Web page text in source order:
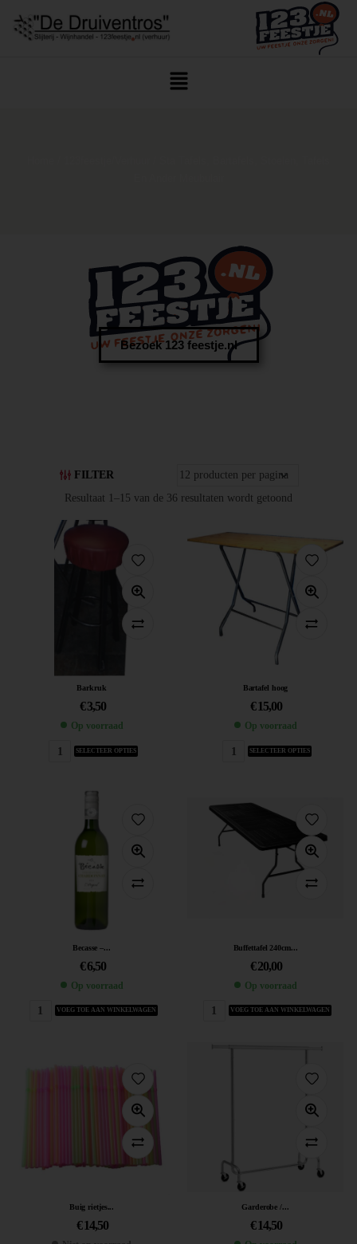
Bezoek 123 feestje.nl
FILTER
Resultaat 1–15 van de 36 resultaten wordt getoond
Barkruk
€ 3,50
Op voorraad
SELECTEER OPTIES
Bartafel hoog
€15,00
Op voorraad
SELECTEER OPTIES
Becasse –...
€ 6,50
Op voorraad
VOEG TOE AAN WINKELWAGEN
Buffettafel 240cm...
€20,00
Op voorraad
VOEG TOE AAN WINKELWAGEN
Buig rietjes...
€14,50
Garderobe /...
€14,50